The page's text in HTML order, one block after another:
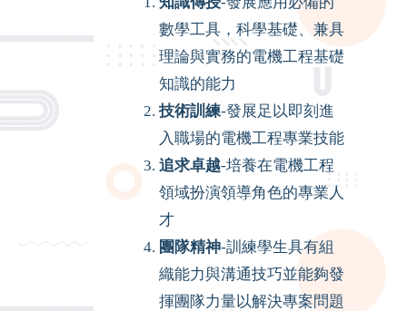
數學工具，科學基礎、兼具
理論與實務的電機工程基礎
知識的能力
技術訓練-發展足以即刻進
入職場的電機工程專業技能
追求卓越-培養在電機工程
領域扮演領導角色的專業人
才
團隊精神-訓練學生具有組
織能力與溝通技巧並能夠發
揮團隊力量以解決專案問題